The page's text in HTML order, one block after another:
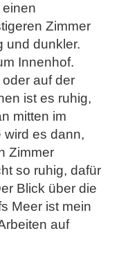
Zimmer
und dunkler.
Innenhof.
auf der
ist es ruhig,
mitten im
wird es dann,
Zimmer
so ruhig, dafür
Blick über die
Meer ist mein
auf